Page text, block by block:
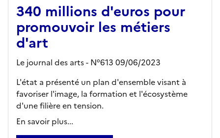
340 millions d'euros pour
promouvoir les métiers
d'art
Le journal des arts - N°613 09/06/2023
L'état a présenté un plan d'ensemble visant à
favoriser l'image, la formation et l'écosystème
d'une filière en tension.
En savoir plus...